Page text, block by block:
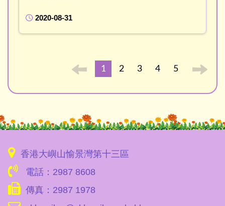
2020-08-31
1 2 3 4 5
香港大嶼山愉景灣第十三區
電話：2987 8608
傳真：2987 1978